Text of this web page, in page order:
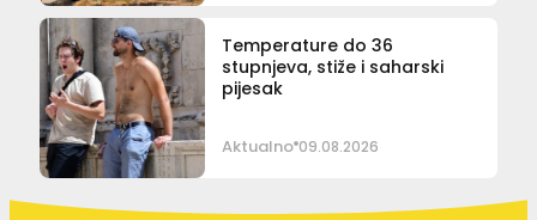
Temperature do 36
stupnjeva, stiže i saharski
pijesak
Aktualno 09.08.2026